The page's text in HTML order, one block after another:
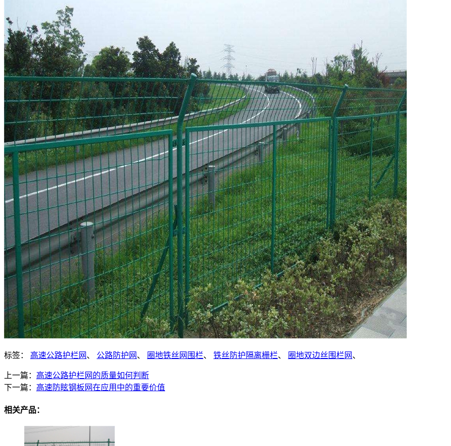
标签： 高速公路护栏网 、 公路防护网 、 圈地铁丝网围栏、 铁丝防护隔离栅栏、 圈地双边丝围栏网 、
上一篇： 高速公路护栏网的质量如何判断
下一篇： 高速防眩钢板网在应用中的重要价值
相关产品：